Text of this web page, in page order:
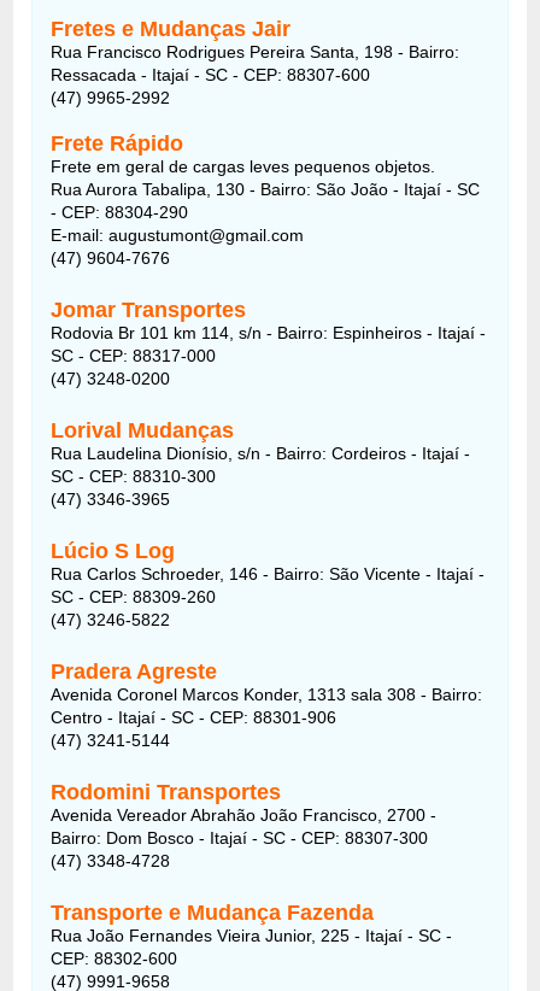
Fretes e Mudanças Jair
Rua Francisco Rodrigues Pereira Santa, 198 - Bairro:
Ressacada - Itajaí - SC - CEP: 88307-600
(47) 9965-2992
Frete Rápido
Frete em geral de cargas leves pequenos objetos.
Rua Aurora Tabalipa, 130 - Bairro: São João - Itajaí - SC
- CEP: 88304-290
E-mail: augustumont@gmail.com
(47) 9604-7676
Jomar Transportes
Rodovia Br 101 km 114, s/n - Bairro: Espinheiros - Itajaí -
SC - CEP: 88317-000
(47) 3248-0200
Lorival Mudanças
Rua Laudelina Dionísio, s/n - Bairro: Cordeiros - Itajaí -
SC - CEP: 88310-300
(47) 3346-3965
Lúcio S Log
Rua Carlos Schroeder, 146 - Bairro: São Vicente - Itajaí -
SC - CEP: 88309-260
(47) 3246-5822
Pradera Agreste
Avenida Coronel Marcos Konder, 1313 sala 308 - Bairro:
Centro - Itajaí - SC - CEP: 88301-906
(47) 3241-5144
Rodomini Transportes
Avenida Vereador Abrahão João Francisco, 2700 -
Bairro: Dom Bosco - Itajaí - SC - CEP: 88307-300
(47) 3348-4728
Transporte e Mudança Fazenda
Rua João Fernandes Vieira Junior, 225 - Itajaí - SC -
CEP: 88302-600
(47) 9991-9658